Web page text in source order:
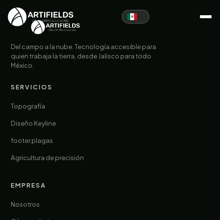
Del campo a la nube. Tecnología accesible para
quien trabaja la tierra, desde Jalisco para todo
México.
SERVICIOS
Topografía
Diseño Keyline
footer.plagas
Agricultura de precisión
EMPRESA
Nosotros